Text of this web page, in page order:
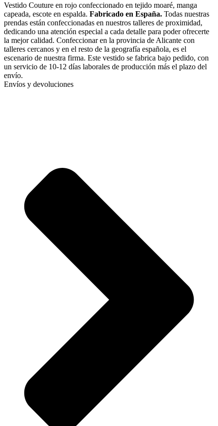
Vestido Couture en rojo confeccionado en tejido moaré, manga
capeada, escote en espalda. Fabricado en España. Todas nuestras
prendas están confeccionadas en nuestros talleres de proximidad,
dedicando una atención especial a cada detalle para poder ofrecerte
la mejor calidad. Confeccionar en la provincia de Alicante con
talleres cercanos y en el resto de la geografía española, es el
escenario de nuestra firma. Este vestido se fabrica bajo pedido, con
un servicio de 10-12 días laborales de producción más el plazo del
envío.
Envíos y devoluciones